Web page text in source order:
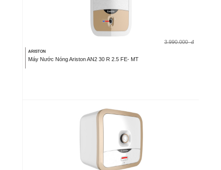
3.990.000 đ
ARISTON
Máy Nước Nóng Ariston AN2 30 R 2.5 FE- MT